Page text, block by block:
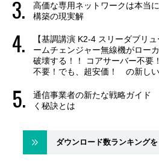
高価な専用ネットワークは本当
構築の現実解
【基調講演 K2-4 スリーダブリ
ームチェンジャー無線機がロー
破壊する！！ コアサーバー不要
不要！でも、超安価！ の新し
通信事業者の新たな戦略ガイド
く秘訣とは
ダウンロード数ランキング